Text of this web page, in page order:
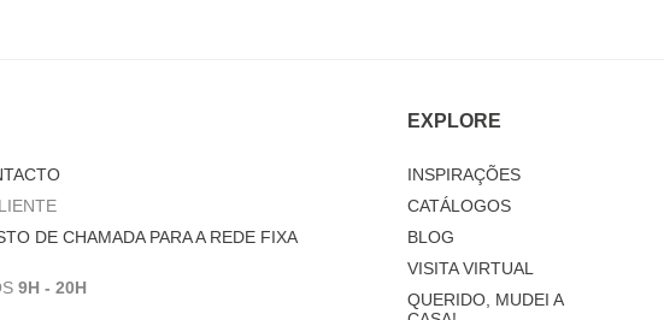
DE CHAMADA PARA A REDE FIXA
9H - 20H
EXPLORE
INSPIRAÇÕES
CATÁLOGOS
BLOG
VISITA VIRTUAL
QUERIDO, MUDEI A